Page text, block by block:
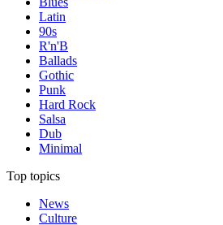
Latin
90s
R'n'B
Ballads
Gothic
Punk
Hard Rock
Salsa
Dub
Minimal
Top topics
News
Culture